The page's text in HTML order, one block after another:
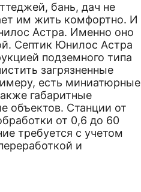
бань, дач не
им жить комфортно. И
Астра. Именно оно
Септик Юнилос Астра
подземного типа
загрязненные
есть миниатюрные
габаритные
объектов. Станции от
от 0,6 до 60
требуется с учетом
и